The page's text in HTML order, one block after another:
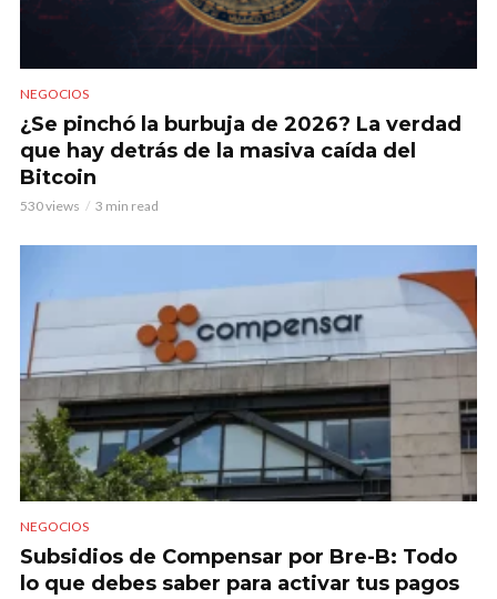
NEGOCIOS
¿Se pinchó la burbuja de 2026? La verdad
que hay detrás de la masiva caída del
Bitcoin
530 views 3 min read
NEGOCIOS
Subsidios de Compensar por Bre-B: Todo
lo que debes saber para activar tus pagos